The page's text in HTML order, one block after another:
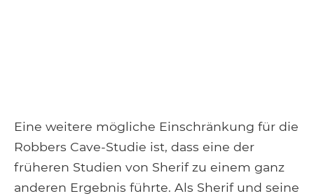
Eine weitere mögliche Einschränkung für die
Robbers Cave-Studie ist, dass eine der
früheren Studien von Sherif zu einem ganz
anderen Ergebnis führte. Als Sherif und seine